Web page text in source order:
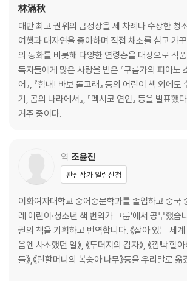
활동 중단
SHE가 누구야?
흔들리는 비밀소녀단
네가 어떻게 그럴 수 있어?
도망치진 않을 거야
언제까지라도 기다릴게
에필로그
옮긴이의 말
林滿秋
대만 최고 권위의 금정상을 세 차례나 수상한 청
여행과 대자연을 좋아하며 직접 채소를 심고 가
의 동화를 비롯해 다양한 연령층을 대상으로 작
독자들에게 많은 사랑을 받은 『구름가의 피아노
어』, 『힘내! 바보 돌고래』 등의 어린이 책 외에도
기, 곰의 나라에서』, 『멕시코 연인』 등을 발표했
거주 중이다.
역 조윤진
관심작가 알림신청
이화여자대학교 중어중문학과를 졸업하고 중국
레 어린이·청소년 책 번역가 그룹’에서 공부했습
권의 책을 기획하고 번역합니다. 《살아 있는 세계
음엔 사소했던 일》, 《두더지의 감자》, 《깜빡 할
들》,《린할머니의 복숭아 나무》등을 우리말로 옮